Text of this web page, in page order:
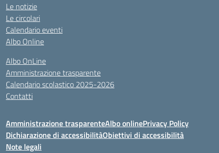
Le notizie
Le circolari
Calendario eventi
Albo Online
Albo OnLine
Amministrazione trasparente
Calendario scolastico 2025-2026
Contatti
Amministrazione trasparenteAlbo onlinePrivacy Policy
Dichiarazione di accessibilitàObiettivi di accessibilità
Note legali